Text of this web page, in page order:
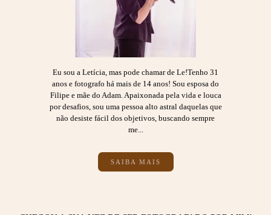
Eu sou a Letícia, mas pode chamar de Le!Tenho 31
anos e fotografo há mais de 14 anos! Sou esposa do
Filipe e mãe do Adam. Apaixonada pela vida e louca
por desafios, sou uma pessoa alto astral daquelas que
não desiste fácil dos objetivos, buscando sempre
me...
SAIBA MAIS